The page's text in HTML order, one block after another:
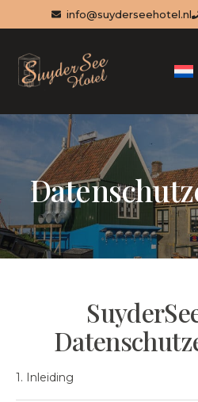
info@suyderseehotel.nl
1. Inleiding